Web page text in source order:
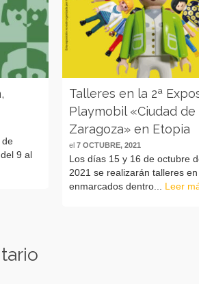
de
9 al
Talleres en la 2ª
Playmobil «Ciudad de
Zaragoza» en Etopia
el7 OCTUBRE, 2021
Los días 15 y 16 de octubre
2021 se realizarán talleres
enmarcados dentro... Leer